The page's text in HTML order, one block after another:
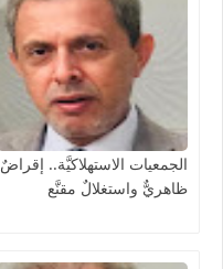
الجمعيات الاستهلاكيَّة.. إقراضٌ
ظاهريٌّ واستغلالٌ مقنَّع